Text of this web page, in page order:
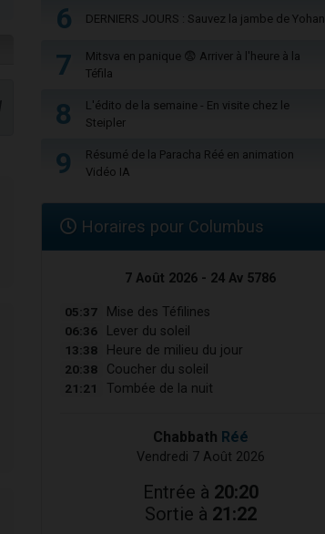
6 DERNIERS JOURS : Sauvez la jambe de Yohan
7
Mitsva en panique 😨 Arriver à l'heure à la
Téfila
8
L'édito de la semaine - En visite chez le
Steipler
9
Résumé de la Paracha Réé en animation
Vidéo IA
Horaires pour Columbus
7 Août 2026 - 24 Av 5786
05:37 Mise des Téfilines
06:36 Lever du soleil
13:38 Heure de milieu du jour
20:38 Coucher du soleil
21:21 Tombée de la nuit
Chabbath Réé
Vendredi 7 Août 2026
Entrée à 20:20
Sortie à 21:22